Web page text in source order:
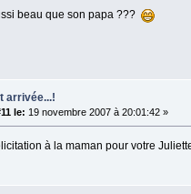
beau que son papa ???
arrivée...!
le: 19 novembre 2007 à 20:01:42 »
à la maman pour votre